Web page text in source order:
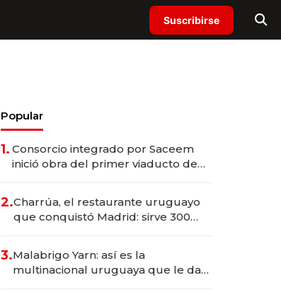
Suscribirse
Popular
1. Consorcio integrado por Saceem
inició obra del primer viaducto de
millones
2.Charrúa, el restaurante uruguayo
que conquistó Madrid: sirve 300
prepara apertura
3.Malabrigo Yarn: así es la
multinacional uruguaya que le da